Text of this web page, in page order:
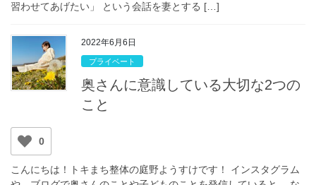
習わせてあげたい」 という会話を妻とする […]
2022年6月6日
プライベート
奥さんに意識している大切な2つの
こと
0
こんにちは！トキまち整体の庭野ようすけです！ インスタグラム